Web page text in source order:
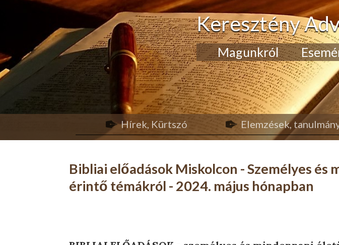
Keresztény
Magunkról
Hírek, Kürtszó Elemzések,
Bibliai előadások Miskolcon - Személyes
érintő témákról - 2024. május hónapban